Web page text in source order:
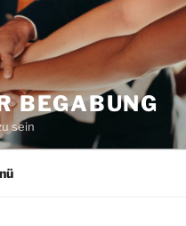
BEGABUNG
sein